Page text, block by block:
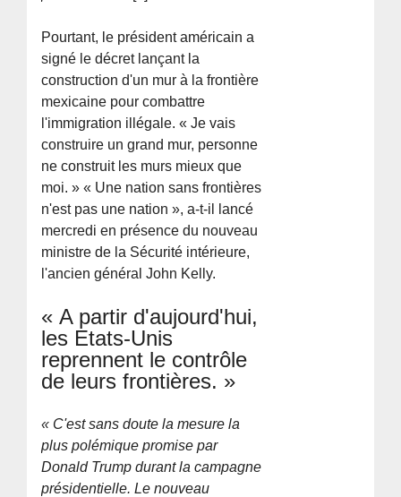
Pourtant, le président américain a
signé le décret lançant la
construction d'un mur à la frontière
mexicaine pour combattre
l'immigration illégale. « Je vais
construire un grand mur, personne
ne construit les murs mieux que
moi. » « Une nation sans frontières
n'est pas une nation », a-t-il lancé
mercredi en présence du nouveau
ministre de la Sécurité intérieure,
l'ancien général John Kelly.
« A partir d'aujourd'hui,
les Etats-Unis
reprennent le contrôle
de leurs frontières. »
« C'est sans doute la mesure la
plus polémique promise par
Donald Trump durant la campagne
présidentielle. Le nouveau